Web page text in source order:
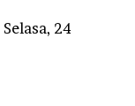
Selasa, 24